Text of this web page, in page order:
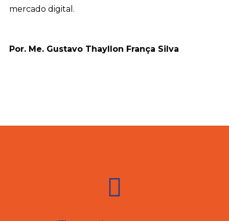
mercado digital.
Por. Me. Gustavo Thayllon França Silva